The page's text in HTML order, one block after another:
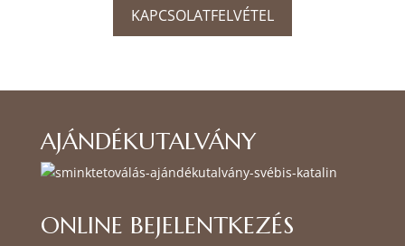
KAPCSOLATFELVÉTEL
AJÁNDÉKUTALVÁNY
ONLINE BEJELENTKEZÉS